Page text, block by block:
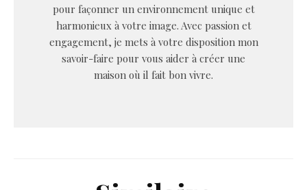
pour façonner un environnement unique et
harmonieux à votre image. Avec passion et
engagement, je mets à votre disposition mon
savoir-faire pour vous aider à créer une
maison où il fait bon vivre.